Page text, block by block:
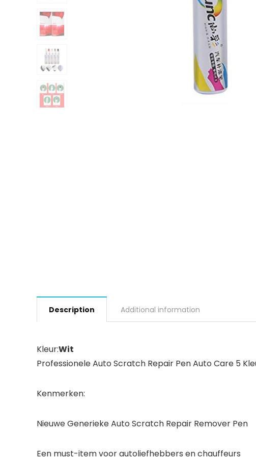
Description Additional information
Kleur:Wit
Professionele Auto Scratch Repair Pen Auto Care 5
Kenmerken:
Nieuwe Generieke Auto Scratch Repair Remover Pen
Een must-item voor autoliefhebbers en chauffeurs